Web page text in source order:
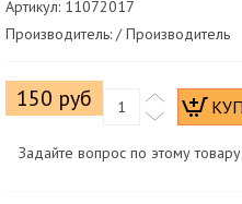
Артикул: 11072017
Производитель: / Производитель
150 руб
Задайте вопрос по этому товару